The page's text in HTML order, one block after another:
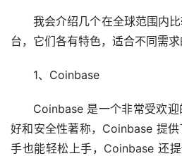
我会介绍几个在全球范围内
台，它们各有特色，适合不同需求
1、Coinbase
Coinbase 是一个非常受欢
好和安全性著称，Coinbase 提
手也能轻松上手，Coinbase 还